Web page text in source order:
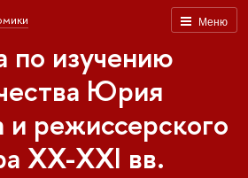
Меню
по изучению
Юрия
режиссерского
XX-XXI вв.